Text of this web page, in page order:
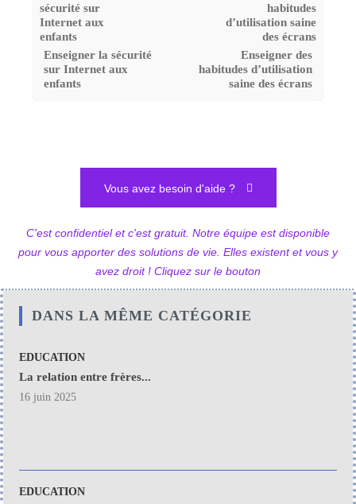
Enseigner la sécurité
sur Internet aux
enfants
Enseigner des
habitudes d’utilisation
saine des écrans
Vous avez besoin d'aide ?
C'est confidentiel et c'est gratuit. Notre équipe est disponible
pour vous apporter des solutions de vie. Elles existent et vous y
avez droit ! Cliquez sur le bouton
DANS LA MÊME CATÉGORIE
EDUCATION
La relation entre frères...
16 juin 2025
EDUCATION